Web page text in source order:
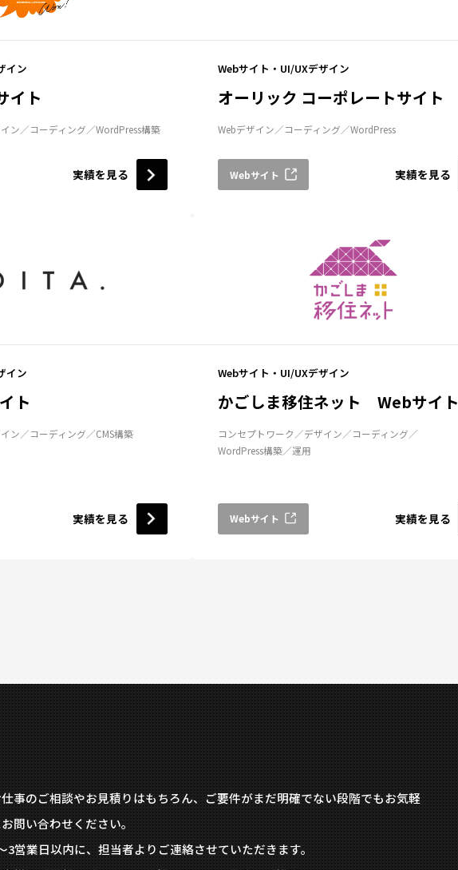
イン
イト
ン コーディング WordPress構築
実績を見る
Webサイト・UI/UXデザイン
オーリック コーポレートサイト
Webデザイン コーディング WordPress
Webサイト 実績を見る
イン
ト
ン コーディング CMS構築
実績を見る
Webサイト・UI/UXデザイン
かごしま移住ネット Webサイト
コンセプトワーク デザイン
コーディング
WordPress構築
運用
Webサイト 実績を見る
事のご相談やお見積りはもちろん、ご要件がまだ明確でない段階でもお気軽
問い合わせください。
3営業日以内に、担当者よりご連絡させていただきます。